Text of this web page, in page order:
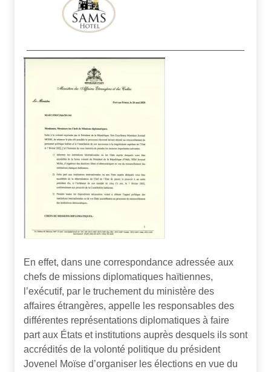
En effet, dans une correspondance adressée aux
chefs de missions diplomatiques haïtiennes,
l’exécutif, par le truchement du ministère des
affaires étrangères, appelle les responsables des
différentes représentations diplomatiques à faire
part aux États et institutions auprès desquels ils sont
accrédités de la volonté politique du président
Jovenel Moïse d’organiser les élections en vue du